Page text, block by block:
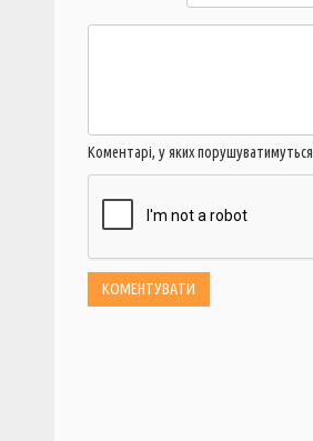
Коментарі, у яких порушуватимуться